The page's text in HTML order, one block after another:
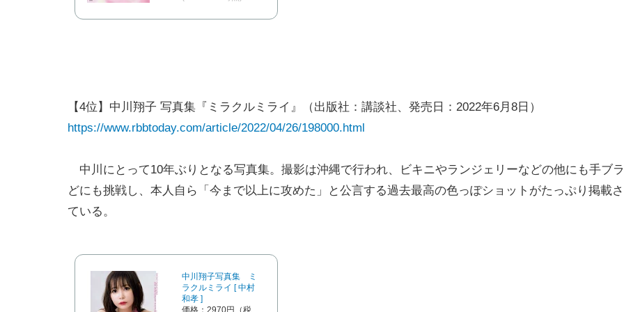
【4位】中川翔子 写真集『ミラクルミライ』（出版社：講談社、発売日：2022年6月8日）
https://www.rbbtoday.com/article/2022/04/26/198000.html
中川にとって10年ぶりとなる写真集。撮影は沖縄で行われ、ビキニやランジェリーなどの他にも手ブ
どにも挑戦し、本人自ら「今まで以上に攻めた」と公言する過去最高の色っぽショットがたっぷり掲載
ている。
中川翔子写真集 ミ
ラクルミライ [ 中村
和孝 ]
価格：2970円（税